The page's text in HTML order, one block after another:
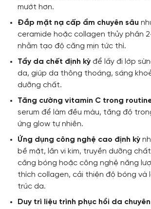
mướt hơn.
Đắp mặt nạ cấp ẩm chuyên sâu
ceramide hoặc collagen thủy phân
nhằm tạo độ căng mịn tức thì.
Tẩy da chết định kỳ để lấy đi lớp
da, giúp da thông thoáng, sáng
dưỡng chất.
Tăng cường vitamin C trong
serum để làm đều màu, tăng độ
ứng glow tự nhiên.
Ứng dụng công nghệ cao định kỳ
bề mặt, lăn vi kim, truyền dưỡng
căng bóng hoặc công nghệ năng
thích collagen, cải thiện độ bóng và
trúc da.
Duy trì liệu trình phục hồi da